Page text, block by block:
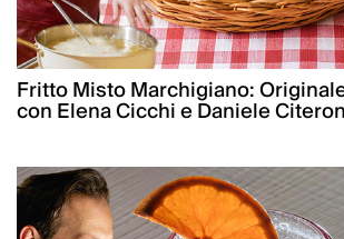
Fritto Misto Marchigiano:
con Elena Cicchi e Daniele